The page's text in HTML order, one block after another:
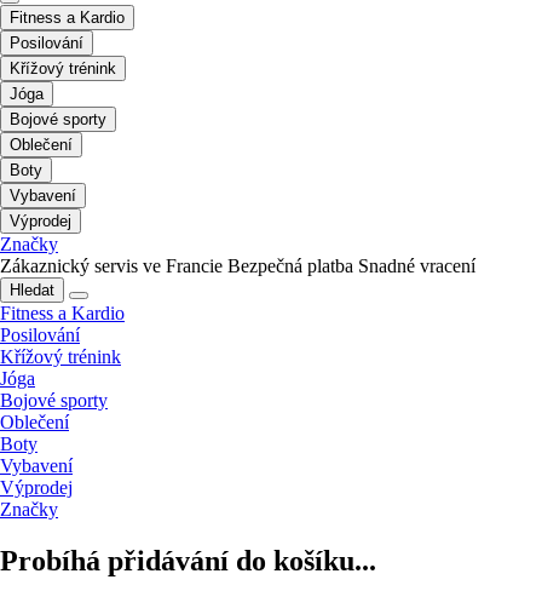
Fitness a Kardio
Posilování
Křížový trénink
Jóga
Bojové sporty
Oblečení
Boty
Vybavení
Výprodej
Značky
Zákaznický servis ve Francie Bezpečná platba Snadné vracení
Hledat
Fitness a Kardio
Posilování
Křížový trénink
Jóga
Bojové sporty
Oblečení
Boty
Vybavení
Výprodej
Značky
Probíhá přidávání do košíku...